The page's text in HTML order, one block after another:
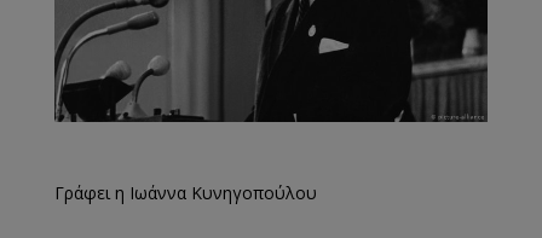
Γράφει η Ιωάννα Κυνηγοπούλου